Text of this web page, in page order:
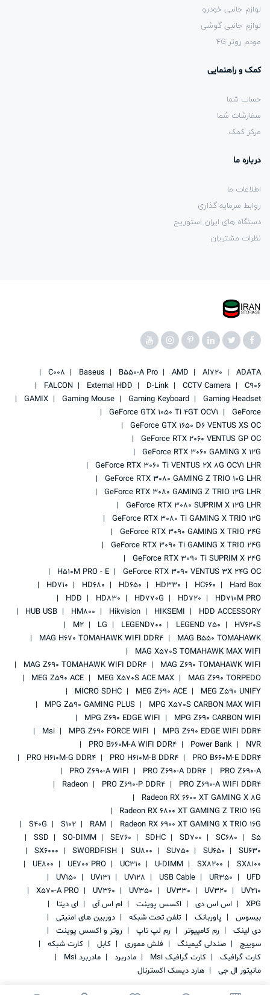
لوازم جانبی خودرو
لوازم جانبی گوشی
مودم روتر 4G
کمک و راهنمایی
حساب شما
سفارشات شما
مرکز کمک
درباره ما
اطلاعات ما
روابط سرمایه گذاری
دستگاه های ایران استوریج
نظرات مشتریان
ADATA
AI720
AMD
B550-A Pro
Baseus
C008
C906
CCTV Camera
D-Link
External HDD
FALCON
Gaming Headset
Gaming Keyboard
Gaming Mouse
GAMIX
GeForce
GeForce GTX 1050 Ti 4GT OCV1
GeForce GTX 1650 D6 VENTUS XS OC
GeForce RTX 2060 VENTUS GP OC
GeForce RTX 3060 GAMING X 12G
GeForce RTX 3060 Ti VENTUS 2X 8G OCV1 LHR
GeForce RTX 3080 GAMING Z TRIO 10G LHR
GeForce RTX 3080 GAMING Z TRIO 12G LHR
GeForce RTX 3080 SUPRIM X 12G LHR
GeForce RTX 3080 Ti GAMING X TRIO 12G
GeForce RTX 3090 GAMING X TRIO 24G
GeForce RTX 3090 Ti GAMING X TRIO 24G
GeForce RTX 3090 Ti SUPRIM X 24G
GeForce RTX 3090 VENTUS 3X 24G OC
H510M PRO - E
Hard Box
HC660
HD330
HD650
HD680
HD710
HD710M PRO
HD720
HD770G
HD830
HDD
HDD ACCESSORY
HIKSEMI
Hikvision
HM800
HUB USB
HV620S
LEGEND 750
LEGEND700
LG
M2
MAG B550 TOMAHAWK
MAG H670 TOMAHAWK WIFI DDR4
MAG X570S TOMAHAWK MAX WIFI
MAG Z690 TOMAHAWK WIFI
MAG Z690 TOMAHAWK WIFI DDR4
MAG Z690 TORPEDO
MEG X570S ACE MAX
MEG Z590 ACE
MEG Z590 UNIFY
MEG Z690 ACE
MICRO SDHC
MPG X570S CARBON MAX WIFI
MPG Z590 GAMING PLUS
MPG Z690 CARBON WIFI
MPG Z690 EDGE WIFI
MPG Z690 EDGE WIFI DDR4
MPG Z690 FORCE WIFI
Msi
NVR
Power Bank
PRO B660M-A WIFI DDR4
PRO B660M-E DDR4
PRO H610M-B DDR4
PRO H610M-G DDR4
PRO Z690-A
PRO Z690-A DDR4
PRO Z690-A WIFI
PRO Z690-A WIFI DDR4
PRO Z690-P DDR4
Radeon
Radeon RX 6600 XT GAMING X 8G
Radeon RX 6800 XT GAMING Z TRIO 16G
Radeon RX 6900 XT GAMING X TRIO 16G
RAM
S102
S40G
S5
SC680
SD700
SDHC
SE760
SO-DIMM
SSD
SU630
SU650
SU750
SU800
SWORDFISH
SX6000
SX8100
SX8200
U-DIMM
UC310
UE700 PRO
UE800
UFD
UR350
USB Cable
UV128
UV131
UV150
UV210
UV320
UV330
UV350
UV360
X570-A PRO
XPG
اس اس دی اکسس پوینت ام اس آی
ای دیتا
بیسوس
پاوربانک تلفن تحت شبکه
دوربین های امنیتی
دی لینک
رم کامپیوتر رم لپ تاپ
روتر و اکسس پوینت
سوییچ
صندلی گیمینگ فلش مموری کابل
کارت شبکه
کارت گرافیک
کارت گرافیک Msi مادربرد
مادربرد Msi
مانیتور ال جی
هارد دیسک اکسترنال